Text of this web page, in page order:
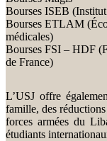
Bourses ISEB (Institut
Bourses ETLAM
médicales)
Bourses FSI – HDF
de France)
L’USJ offre
famille, des
forces armées du
étudiants